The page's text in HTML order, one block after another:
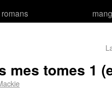
romans
mes tomes 1